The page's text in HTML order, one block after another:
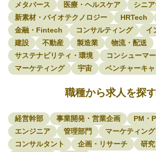
メタバース
医療・ヘルスケア
シニ
新素材・バイオテクノロジー
HRTech
金融・Fintech
コンサルティング
イ
建設
不動産 製造業
物流・配送
サステナビリティ・環境
コンシューマ
マーケティング
宇宙 ベンチャーキ
職種から求人を探す
経営幹部 事業開発・営業企画 PM・
エンジニア
管理部門
マーケティン
コンサルタント
企画・リサーチ
研